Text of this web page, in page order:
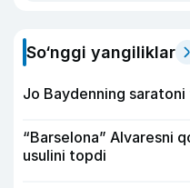
So‘nggi yangiliklar
Jo Baydenning
“Barselona” Alvaresni
usulini topdi